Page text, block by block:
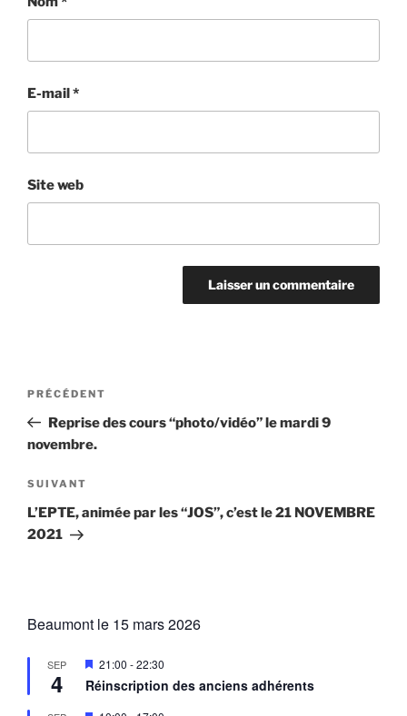
E-mail*
Site web
Navigation
l’article
Article
précédent
PRÉCÉDENT
Reprise des cours “photo/vidéo” le mardi 9
novembre.
Article
suivant
SUIVANT
L’EPTE, animée par les “JOS”, c’est le 21 NOVEMBRE
2021
Beaumont le 15 mars 2026
SEP
4
M
i
s
21:00 -22:30
Réinscription des anciens adhérents